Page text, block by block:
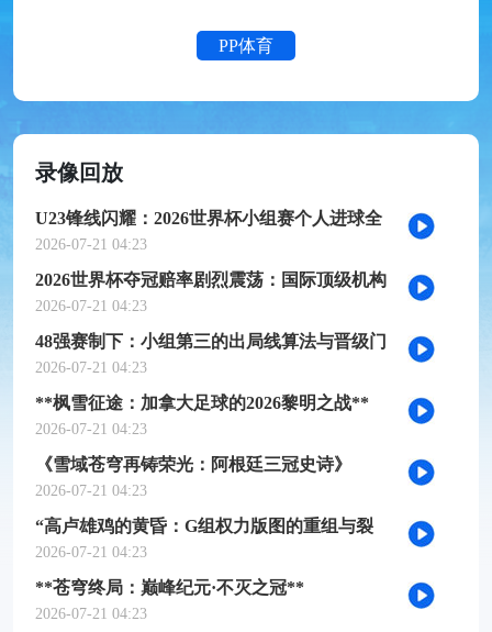
PP体育
录像回放
U23锋线闪耀：2026世界杯小组赛个人进球全
记录
2026-07-21 04:23
2026世界杯夺冠赔率剧烈震荡：国际顶级机构
最新榜单出炉
2026-07-21 04:23
48强赛制下：小组第三的出局线算法与晋级门
槛推演
2026-07-21 04:23
**枫雪征途：加拿大足球的2026黎明之战**
2026-07-21 04:23
《雪域苍穹再铸荣光：阿根廷三冠史诗》
2026-07-21 04:23
“高卢雄鸡的黄昏：G组权力版图的重组与裂
变”
2026-07-21 04:23
**苍穹终局：巅峰纪元·不灭之冠**
2026-07-21 04:23